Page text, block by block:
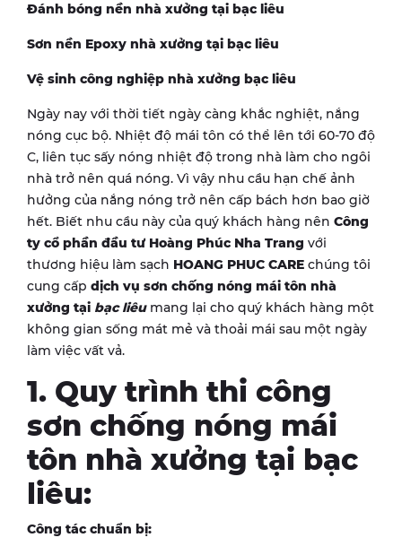
Đánh bóng nền nhà xưởng tại bạc liêu
Sơn nền Epoxy nhà xưởng tại bạc liêu
Vệ sinh công nghiệp nhà xưởng bạc liêu
Ngày nay với thời tiết ngày càng khắc nghiệt, nắng
nóng cục bộ. Nhiệt độ mái tôn có thể lên tới 60-70 độ
C, liên tục sấy nóng nhiệt độ trong nhà làm cho ngôi
nhà trở nên quá nóng. Vì vậy nhu cầu hạn chế ảnh
hưởng của nắng nóng trở nên cấp bách hơn bao giờ
hết. Biết nhu cầu này của quý khách hàng nên Công
ty cổ phần đầu tư Hoàng Phúc Nha Trang với
thương hiệu làm sạch HOANG PHUC CARE chúng tôi
cung cấp dịch vụ sơn chống nóng mái tôn nhà
xưởng tại bạc liêu mang lại cho quý khách hàng một
không gian sống mát mẻ và thoải mái sau một ngày
làm việc vất vả.
1. Quy trình thi công
sơn chống nóng mái
tôn nhà xưởng tại bạc
liêu:
Công tác chuẩn bị: